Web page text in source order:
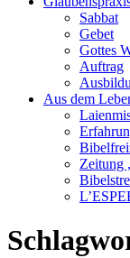
Sabbat
Gebet
Gottes
Auftrag
Aus dem
Zeitung